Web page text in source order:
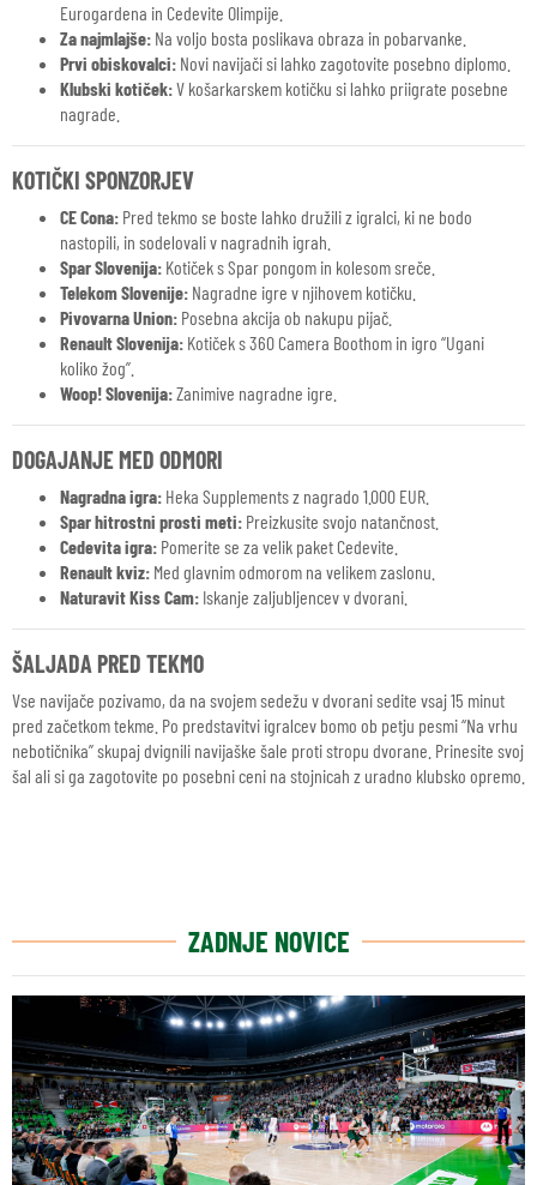
Eurogardena in Cedevite Olimpije.
Za najmlajše: Na voljo bosta poslikava obraza in pobarvanke.
Prvi obiskovalci: Novi navijači si lahko zagotovite posebno diplomo.
Klubski kotiček:V košarkarskem kotičku si lahko priigrate posebne
nagrade.
KOTIČKI SPONZORJEV
CE Cona: Pred tekmo se boste lahko družili z igralci, ki ne bodo
nastopili, in sodelovali v nagradnih igrah.
Spar Slovenija: Kotiček s Spar pongom in kolesom sreče.
Telekom Slovenije: Nagradne igre v njihovem kotičku.
Pivovarna Union: Posebna akcija ob nakupu pijač.
Renault Slovenija: Kotiček s 360 Camera Boothom in igro “Ugani
koliko žog”.
Woop! Slovenija:Zanimive nagradne igre.
DOGAJANJE MED ODMORI
Nagradna igra: Heka Supplements z nagrado 1.000 EUR.
Spar hitrostni prosti meti: Preizkusite svojo natančnost.
Cedevita igra: Pomerite se za velik paket Cedevite.
Renault kviz: Med glavnim odmorom na velikem zaslonu.
Naturavit Kiss Cam: Iskanje zaljubljencev v dvorani.
ŠALJADA PRED TEKMO
Vse navijače pozivamo, da na svojem sedežu v dvorani sedite vsaj 15 minut
pred začetkom tekme. Po predstavitvi igralcev bomo ob petju pesmi “Na vrhu
nebotičnika” skupaj dvignili navijaške šale proti stropu dvorane. Prinesite svoj
šal ali si ga zagotovite po posebni ceni na stojnicah z uradno klubsko opremo.
ZADNJE NOVICE